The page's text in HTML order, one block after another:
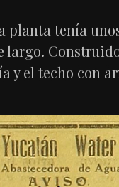
planta tenía
largo.
y el techo con